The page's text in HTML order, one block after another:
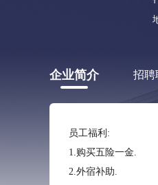
企业简介 招聘
员工福利:
1.购买五险一金.
2.外宿补助.